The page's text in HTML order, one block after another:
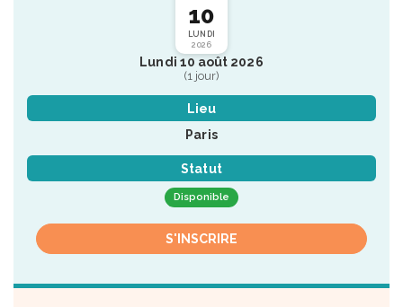
10
LUNDI
2026
Lundi 10 août 2026
(1 jour)
Lieu
Paris
Statut
Disponible
S'INSCRIRE